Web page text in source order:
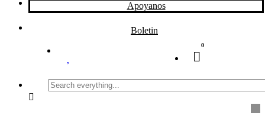
Apoyanos
Boletin
0
Search
everything...